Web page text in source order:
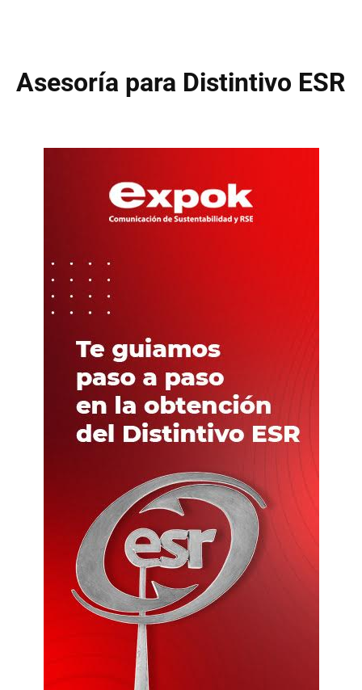
Asesoría para Distintivo ESR